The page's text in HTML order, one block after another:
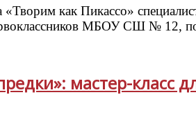
«Творим как Пикассо»
МБОУ СШ № 12,
мастер-класс